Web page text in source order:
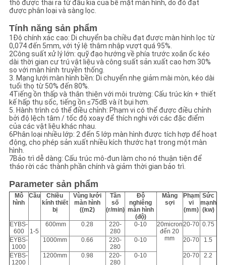
thô được thải ra từ đầu kia của bề mặt màn hình, do đó đạt
được phân loại và sàng lọc.
Tính năng sản phẩm
1Độ chính xác cao: Di chuyển ba chiều đạt được màn hình lọc từ
0,074 đến 5mm, với tỷ lệ thâm nhập vượt quá 95%.
2Công suất xử lý lớn: quỹ đạo hướng về phía trước xoắn ốc kéo
dài thời gian cư trú vật liệu và công suất sản xuất cao hơn 30%
so với màn hình truyền thống.
3. Mạng lưới màn hình bền: Di chuyển nhẹ giảm mài mòn, kéo dài
tuổi thọ từ 50% đến 80%.
4Tiếng ồn thấp và thân thiện với môi trường: Cấu trúc kín + thiết
kế hấp thụ sốc, tiếng ồn ≤75dB và ít bụi hơn.
5. Hành trình có thể điều chỉnh: Phạm vi có thể được điều chỉnh
bởi độ lệch tâm / tốc độ xoay để thích nghi với các đặc điểm
của các vật liệu khác nhau.
6Phân loại nhiều lớp: 2 đến 5 lớp màn hình được tích hợp để hoạt
động, cho phép sản xuất nhiều kích thước hạt trong một màn
hình.
7Bảo trì dễ dàng: Cấu trúc mô-đun làm cho nó thuận tiện để
tháo rời các thành phần chính và giảm thời gian bảo trì.
Parameter sản phẩm
Mô
hình
Cầu
Chiều
kính thiết
bị
Vùng lưới
màn hình
((m2)
Tần
số
(r/min)
Độ
nghiêng
màn hình
(độ)
Màng
sợi
Phạm
vi
(mm)
Sức
mạnh
(kw)
EYBS-
600
1-5
600mm 0.28
220-
280
0-10
20micron
đến 20
mm
20-70 0.75
EYBS-
1000
1000mm 0.66
220-
280
0-10 20-70 1.5
EYBS-
1200
1200mm 0.98
220-
280
0-10 20-70 2.2